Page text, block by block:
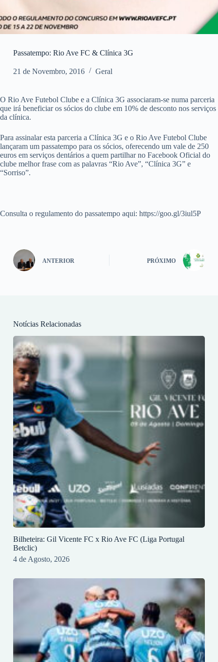
Passatempo: Rio Ave FC & Clínica 3G
21 de Novembro, 2016 Geral
O Rio Ave Futebol Clube e a Clínica 3G associaram-se numa parceria
que irá beneficiar os sócios do clube em 10% de desconto nos serviços
da clínica.
Para assinalar esta parceria a Clínica 3G e o Rio Ave Futebol Clube
lançaram um passatempo para os sócios, oferecendo um vale de 250
euros em serviços dentários a quem partilhar no Facebook Oficial do
clube melhor frase com as palavras “Rio Ave”, “Clínica 3G” e
“Sorriso”.
Consulta o regulamento do passatempo aqui: https://goo.gl/3iul5P
ANTERIOR PRÓXIMO
Notícias Relacionadas
Bilheteira: Gil Vicente FC x Rio Ave FC (Liga Portugal
Betclic)
4 de Agosto, 2026